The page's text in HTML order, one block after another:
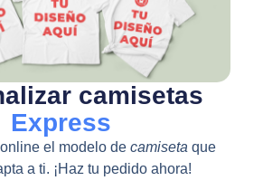
camisetas
Express
el modelo de camiseta que
a ti. ¡Haz tu pedido ahora!